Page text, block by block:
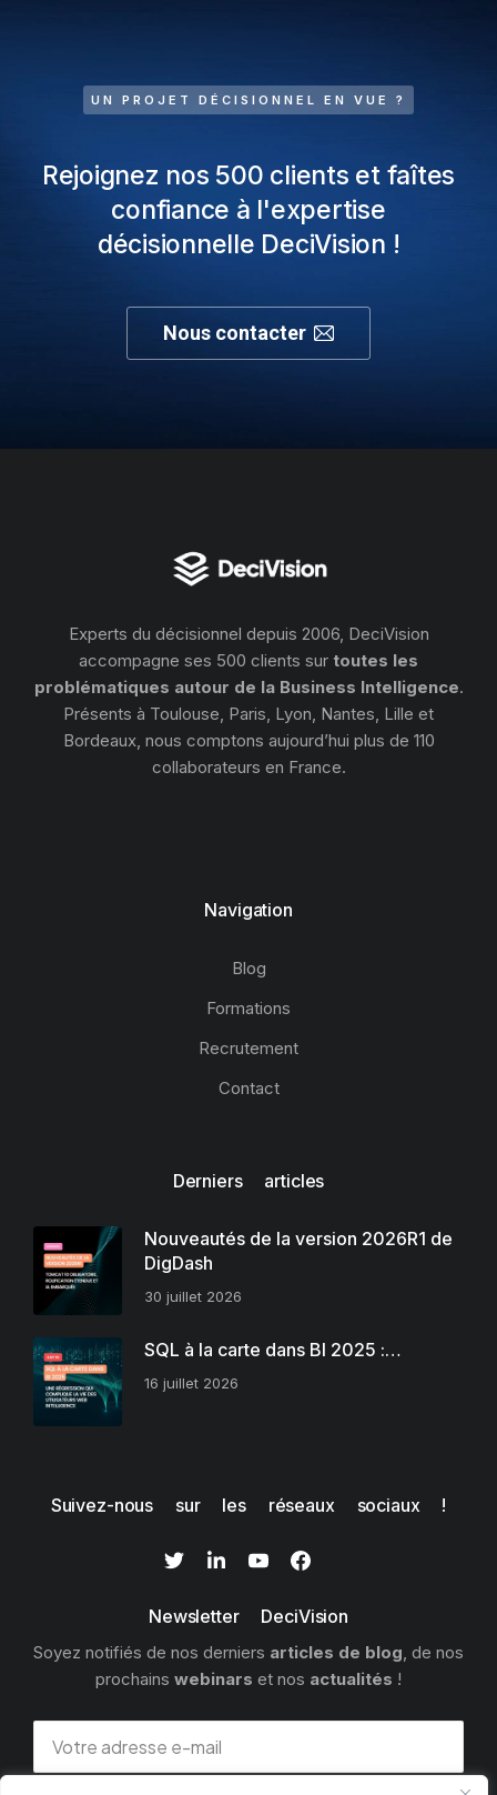
UN PROJET DÉCISIONNEL EN VUE ?
Rejoignez nos 500 clients et faîtes
confiance à l'expertise
décisionnelle DeciVision !
Nous contacter
Experts du décisionnel depuis 2006, DeciVision
accompagne ses 500 clients sur toutes les
problématiques autour de la Business Intelligence.
Présents à Toulouse, Paris, Lyon, Nantes, Lille et
Bordeaux, nous comptons aujourd’hui plus de 110
collaborateurs en France.
Navigation
Blog
Formations
Recrutement
Contact
Derniers articles
Nouveautés de la version 2026R1 de
DigDash
30 juillet 2026
SQL à la carte dans BI 2025 :…
16 juillet 2026
Suivez-nous sur les réseaux sociaux !
Newsletter DeciVision
Soyez notifiés de nos derniers articles de blog, de nos
prochains webinars et nos actualités !